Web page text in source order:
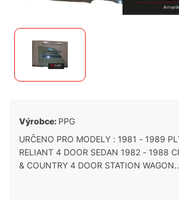
Výrobce: PPG
URČENO PRO MODELY : 1981 - 1989 PLYMOUTH
RELIANT 4 DOOR SEDAN 1982 - 1988 CHRYSLER TOWN
& COUNTRY 4 DOOR STATION WAGON..